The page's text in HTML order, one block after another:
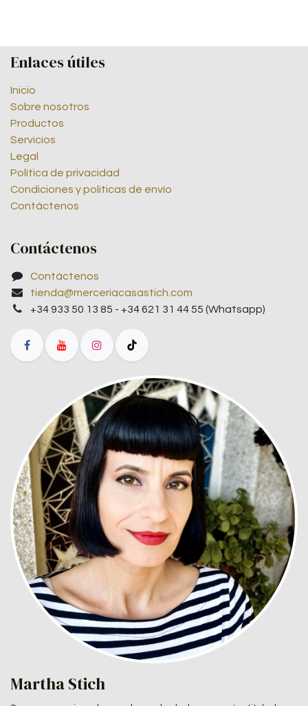
Enlaces útiles
Inicio
Sobre nosotros
Productos
Servicios
Legal
Política de privacidad
Condiciones y politicas de envío
Contáctenos
Contáctenos
Contáctenos
tienda@merceriacasastich.com
+34 933 50 13 85 - +34 621 31 44 55 (Whatsapp)
Martha Stich